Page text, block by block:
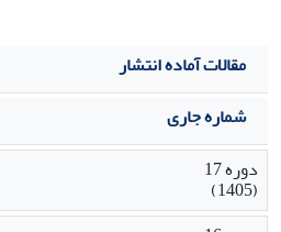
مقالات آماده انتشار
شماره جاری
دوره 17
(1405)